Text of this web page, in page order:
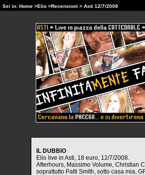
Sei in: Home >Elio >Recensioni > Asti 12/7/2008
IL DUBBIO
Elio live in Asti, 18 euro, 12/7/2008.
Afterhours, Massimo Volume, Christian
soprattutto Patti Smith, sotto casa mia,